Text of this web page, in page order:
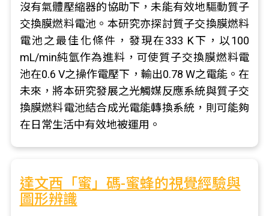
沒有氣體壓縮器的協助下，未能有效地驅動質子
交換膜燃料電池。本研究亦探討質子交換膜燃料
電池之最佳化條件，發現在333 K下，以100
mL/min純氫作為進料，可使質子交換膜燃料電
池在0.6 V之操作電壓下，輸出0.78 W之電能。在
未來，將本研究發展之光觸媒反應系統與質子交
換膜燃料電池結合成光電能轉換系統，則可能夠
在日常生活中有效地被運用。
達文西「蜜」碼-蜜蜂的視覺經驗與
圖形辨識